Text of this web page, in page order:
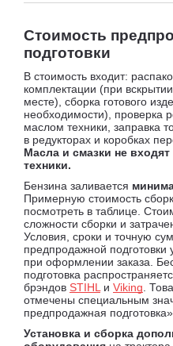
Стоимость
подготовки
В стоимость входит:
комплектации (при
месте), сборка готового
необходимости), проверка
маслом техники, заправка
в редукторах и коробках
Масла и смазки не
техники.
Бензина заливается
Примерную стоимость
посмотреть в таблице.
сложности сборки и
Условия, сроки и точную
предпродажной подготовки
при оформлении заказа.
подготовка
брэндов STIHL и Viking .
отмечены специальным
предпродажная подготовка».
Установка и сборка